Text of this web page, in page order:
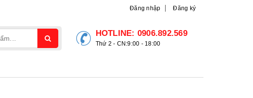
Đăng nhập Đăng ký
HOTLINE: 0906.892.569
Thứ 2 - CN:9:00 - 18:00